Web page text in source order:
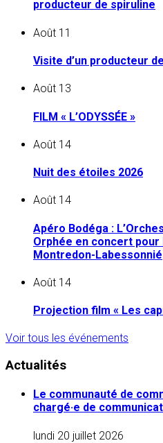
producteur de spiruline
Août 11
Visite d’un producteur
Août 13
FILM « L’ODYSSÉE »
Août 14
Nuit des étoiles 2026
Août 14
Apéro Bodéga :
Orphée en concert pour
Montredon-Labessonnié
Août 14
Projection film « Les
Voir tous les événements
Actualités
Le communauté de
chargé·e de
lundi 20 juillet 2026